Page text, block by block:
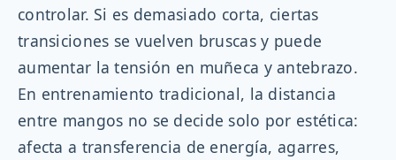
controlar. Si es demasiado corta, ciertas
transiciones se vuelven bruscas y puede
aumentar la tensión en muñeca y antebrazo.
En entrenamiento tradicional, la distancia
entre mangos no se decide solo por estética:
afecta a transferencia de energía, agarres,